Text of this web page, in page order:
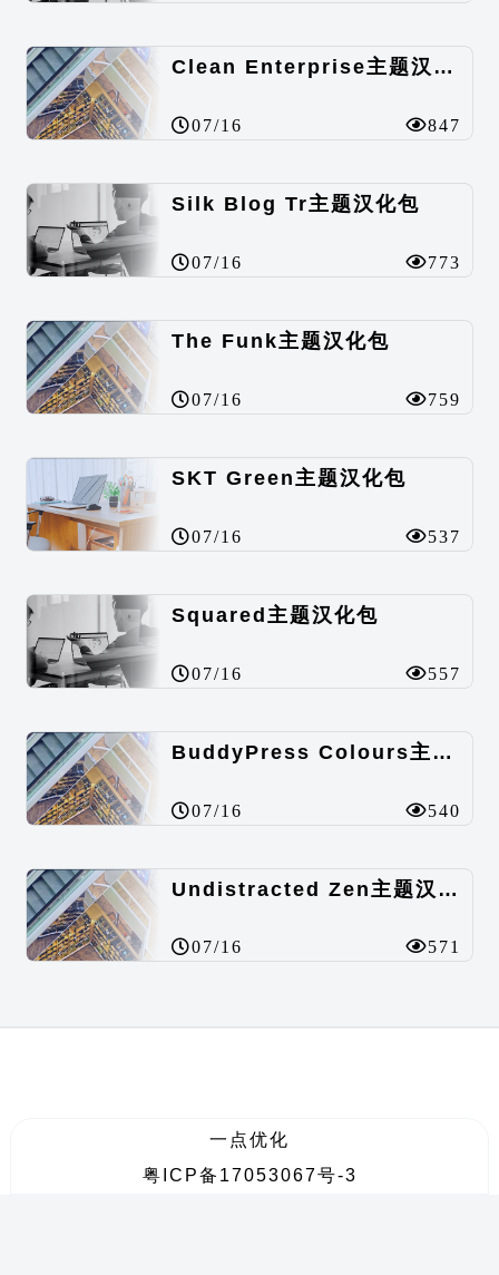
Clean Enterprise主题汉化包
07/16 847
Silk Blog Tr主题汉化包
07/16 773
The Funk主题汉化包
07/16 759
SKT Green主题汉化包
07/16 537
Squared主题汉化包
07/16 557
BuddyPress Colours主题汉化包
07/16 540
Undistracted Zen主题汉化包
07/16 571
一点优化
粤ICP备17053067号-3